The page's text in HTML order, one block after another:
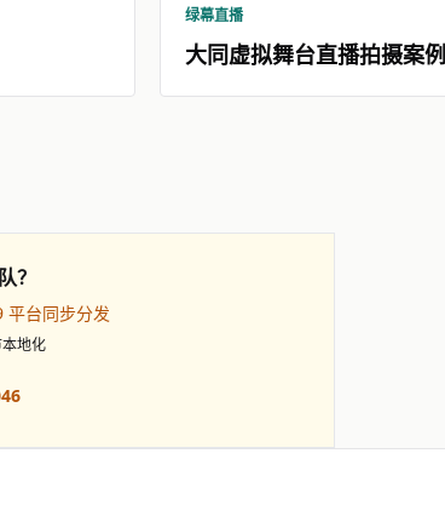
绿幕直播
大同虚拟舞台直播拍摄案例
？
平台同步分发
本地化